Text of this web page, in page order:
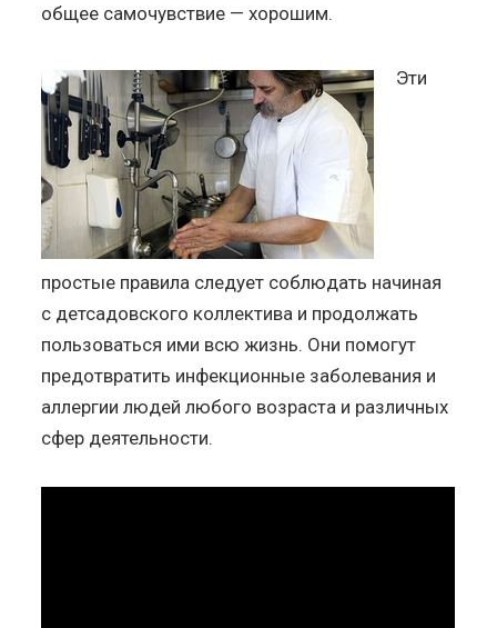
общее самочувствие — хорошим.
Эти
простые правила следует соблюдать начиная
с детсадовского коллектива и продолжать
пользоваться ими всю жизнь. Они помогут
предотвратить инфекционные заболевания и
аллергии людей любого возраста и различных
сфер деятельности.